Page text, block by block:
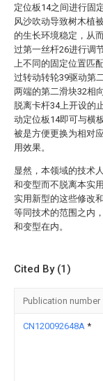
定位板14之间进行固
风沙吹动导致树木植
的生长环境稳定，从
过第一丝杆26进行调
上不同的固定位置匹
过转动转轮39驱动第
两端的第二滑块32相
脱离卡杆34上开设的
动定位板14即可与横
被是方便更换为相对
用效果。
显然，本领域的技术
和变型而不脱离本实
实用新型的这些修改
等同技术的范围之内
和变型在内。
Cited By (1)
Publication number
CN120092648A *